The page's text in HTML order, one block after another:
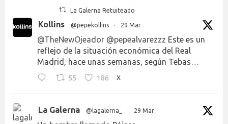
La Galerna Retuiteado
Kollins @pepekollins · 29 Mar
@TheNewOjeador @pepealvarezzz Este es un
reflejo de la situación económica del Real
Madrid, hace unas semanas, según Tebas…
55 186 X
La Galerna @lagalerna_ · 29 Mar